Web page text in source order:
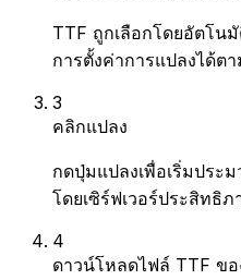
TTF ถูกเลือกโดยอัตโ
การตั้งค่าการแปลงได้ต
3
คลิกแปลง
กดปุ่มแปลงเพื่อเริ่มประ
โดยเซิร์ฟเวอร์ประสิทธิภ
4
ดาวน์โหลดไฟล์ TTF ข